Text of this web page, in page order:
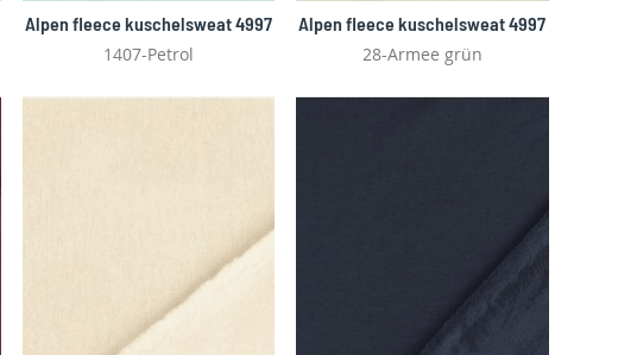
Alpen fleece kuschelsweat 4997
1407-Petrol
Alpen fleece kuschelsweat 4997
28-Armee grün